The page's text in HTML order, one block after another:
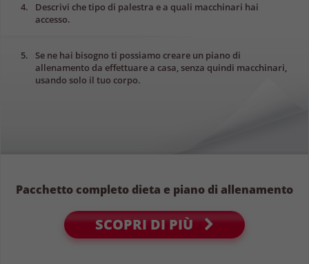
4.
Descrivi che tipo di palestra e a quali macchinari hai
accesso.
5.
Se ne hai bisogno ti possiamo creare un piano di
allenamento da effettuare a casa, senza quindi macchinari,
usando solo il tuo corpo.
Pacchetto completo dieta e piano di allenamento
SCOPRI DI PIÙ